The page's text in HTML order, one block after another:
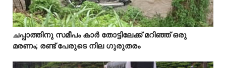
  
ചപ്പാത്തിനു സമീപം കാർ തോട്ടിലേക്ക് മറിഞ്ഞ് ഒരു
മരണം; രണ്ട് പേരുടെ നില ഗുരുതരം
Idukki